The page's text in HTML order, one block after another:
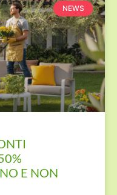
NEWS
E NON